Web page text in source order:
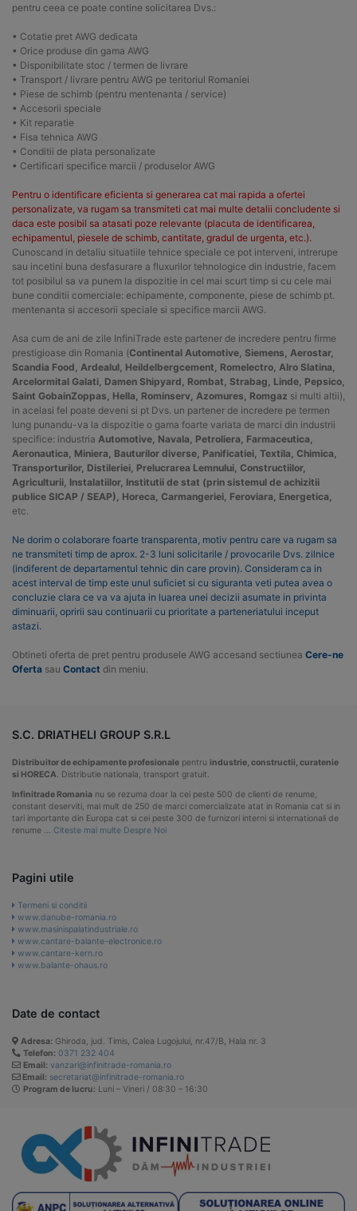
pentru ceea ce poate contine solicitarea Dvs.:
• Cotatie pret AWG dedicata
• Orice produse din gama AWG
• Disponibilitate stoc / termen de livrare
• Transport / livrare pentru AWG pe teritoriul Romaniei
• Piese de schimb (pentru mentenanta / service)
• Accesorii speciale
• Kit reparatie
• Fisa tehnica AWG
• Conditii de plata personalizate
• Certificari specifice marcii / produselor AWG
Pentru o identificare eficienta si generarea cat mai rapida a ofertei
personalizate, va rugam sa transmiteti cat mai multe detalii concludente si
daca este posibil sa atasati poze relevante (placuta de identificarea,
echipamentul, piesele de schimb, cantitate, gradul de urgenta, etc.).
Cunoscand in detaliu situatiile tehnice speciale ce pot interveni, intrerupe
sau incetini buna desfasurare a fluxurilor tehnologice din industrie, facem
tot posibilul sa va punem la dispozitie in cel mai scurt timp si cu cele mai
bune conditii comerciale: echipamente, componente, piese de schimb pt.
mentenanta si accesorii speciale si specifice marcii AWG.
Asa cum de ani de zile InfiniTrade este partener de incredere pentru firme
prestigioase din Romania (Continental Automotive, Siemens, Aerostar,
Scandia Food, Ardealul, Heildelbergcement, Romelectro, Alro Slatina,
Arcelormital Galati, Damen Shipyard, Rombat, Strabag, Linde, Pepsico,
Saint GobainZoppas, Hella, Rominserv, Azomures, Romgaz si multi altii),
in acelasi fel poate deveni si pt Dvs. un partener de incredere pe termen
lung punandu-va la dispozitie o gama foarte variata de marci din industrii
specifice: industria Automotive, Navala, Petroliera, Farmaceutica,
Aeronautica, Miniera, Bauturilor diverse, Panificatiei, Textila, Chimica,
Transporturilor, Distileriei, Prelucrarea Lemnului, Constructiilor,
Agriculturii, Instalatiilor, Institutii de stat (prin sistemul de achizitii
publice SICAP / SEAP), Horeca, Carmangeriei, Feroviara, Energetica,
etc.
Ne dorim o colaborare foarte transparenta, motiv pentru care va rugam sa
ne transmiteti timp de aprox. 2-3 luni solicitarile / provocarile Dvs. zilnice
(indiferent de departamentul tehnic din care provin). Consideram ca in
acest interval de timp este unul suficiet si cu siguranta veti putea avea o
concluzie clara ce va va ajuta in luarea unei decizii asumate in privinta
diminuarii, opririi sau continuarii cu prioritate a parteneriatului inceput
astazi.
Obtineti oferta de pret pentru produsele AWG accesand sectiunea Cere-ne
Oferta sau Contact din meniu.
S.C. DRIATHELI GROUP S.R.L
Distribuitor de echipamente profesionale pentru industrie, constructii, curatenie
si HORECA . Distributie nationala, transport gratuit.
Infinitrade Romania nu se rezuma doar la cei peste 500 de clienti de renume,
constant deserviti, mai mult de 250 de marci comercializate atat in Romania cat si in
tari importante din Europa cat si cei peste 300 de furnizori interni si internationali de
renume … Citeste mai multe Despre Noi
Pagini utile
Termeni si conditii
www.danube-romania.ro
www.masinispalatindustriale.ro
www.cantare-balante-electronice.ro
www.cantare-kern.ro
www.balante-ohaus.ro
Date de contact
Adresa: Ghiroda, jud. Timis, Calea Lugojului, nr.47/B, Hala nr. 3
Telefon: 0371 232 404
Email: vanzari@infinitrade-romania.ro
Email: secretariat@infinitrade-romania.ro
Program de lucru: Luni – Vineri / 08:30 – 16:30